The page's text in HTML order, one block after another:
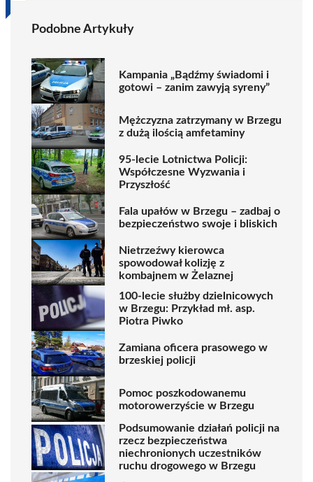
Podobne Artykuły
Kampania „Bądźmy świadomi i
gotowi – zanim zawyją syreny”
Mężczyzna zatrzymany w Brzegu
z dużą ilością amfetaminy
95-lecie Lotnictwa Policji:
Współczesne Wyzwania i
Przyszłość
Fala upałów w Brzegu – zadbaj o
bezpieczeństwo swoje i bliskich
Nietrzeźwy kierowca
spowodował kolizję z
kombajnem w Żelaznej
100-lecie służby dzielnicowych
w Brzegu: Przykład mł. asp.
Piotra Piwko
Zamiana oficera prasowego w
brzeskiej policji
Pomoc poszkodowanemu
motorowerzyście w Brzegu
Podsumowanie działań policji na
rzecz bezpieczeństwa
niechronionych uczestników
ruchu drogowego w Brzegu